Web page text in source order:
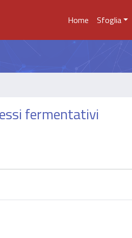
Home Sfoglia
fermentativi